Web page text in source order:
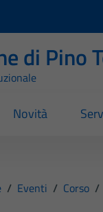
di Pino
Novità
/ Eventi / Corso /